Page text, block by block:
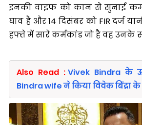
इनकी वाइफ को कान से सुनाई कम
घाव हैं और 14 दिसंबर को FIR दर्ज
हफ्ते में सारे कर्मकांड जो है वह उनके
Also Read : Vivek Bindra के
Bindra wife ने किया विवेक